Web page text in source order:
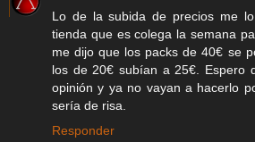
Lo de la subida de precios me
tienda que es colega la semana
me dijo que los packs de 40€ se
los de 20€ subían a 25€. Espero
opinión y ya no vayan a hacerlo
sería de risa.
Responder